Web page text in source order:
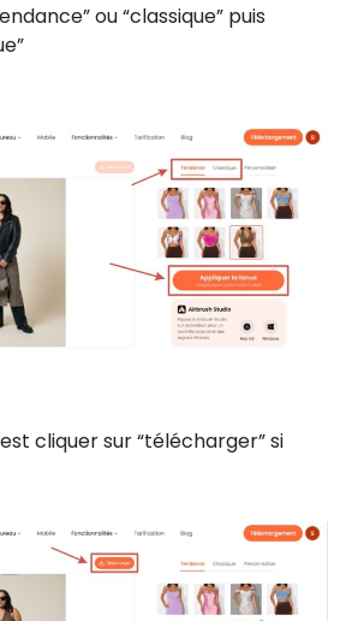
ou “classique” puis
cliquer sur “télécharger” si